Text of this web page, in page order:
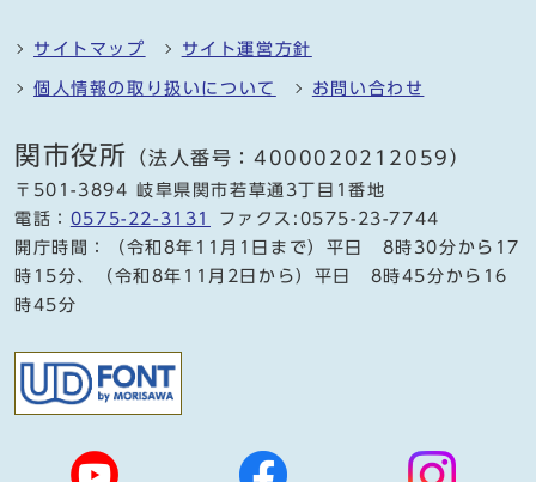
サイトマップ サイト運営方針
個人情報の取り扱いについて お問い合わせ
関市役所 （法人番号：4000020212059）
〒501-3894 岐阜県関市若草通3丁目1番地
電話： 0575-22-3131
ファクス:0575-23-7744
開庁時間：（令和8年11月1日まで）平日 8時30分から17
時15分、（令和8年11月2日から）平日 8時45分から16
時45分